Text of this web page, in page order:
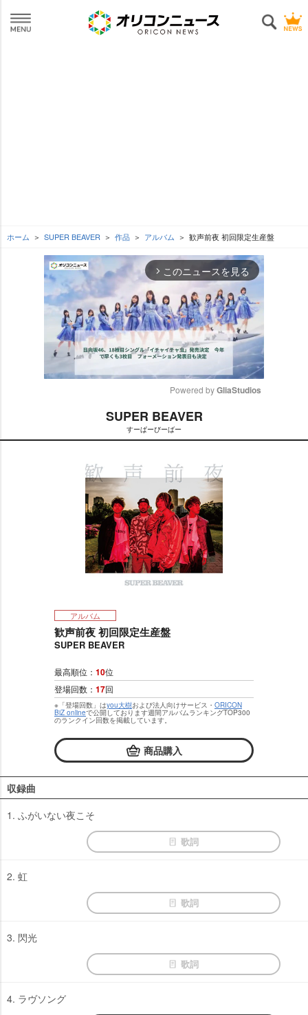
ホーム SUPER BEAVER 作品 アルバム 歓声前夜 初回限定生産盤
arrow_forward_ios このニュースを見る
t
Powered by GliaStudios
SUPER BEAVER
すーぱーびーばー
アルバム
歓声前夜 初回限定生産盤
SUPER BEAVER
最高順位： 10位
登場回数： 17回
※「登場回数」はyou大樹および法人向けサービス・ ORICON
BiZ onlineで公開しております週間アルバムランキングTOP300
のランクイン回数を掲載しています。
商品購入
収録曲
1. ふがいない夜こそ
歌詞
2. 虹
歌詞
3. 閃光
歌詞
4. ラヴソング